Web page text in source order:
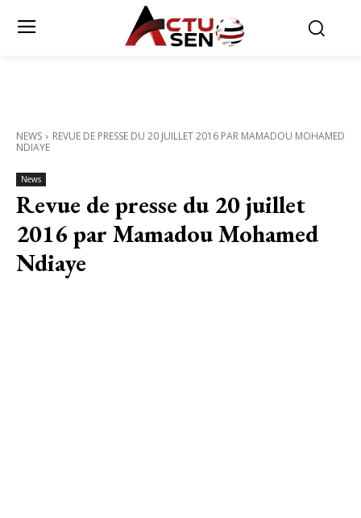
NEWS
REVUE DE PRESSE DU 20 JUILLET 2016 PAR MAMADOU MOHAMED
NDIAYE
News
Revue de presse du 20 juillet
2016 par Mamadou Mohamed
Ndiaye